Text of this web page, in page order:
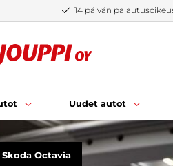
14 päivän
Uudet autot
Octavia